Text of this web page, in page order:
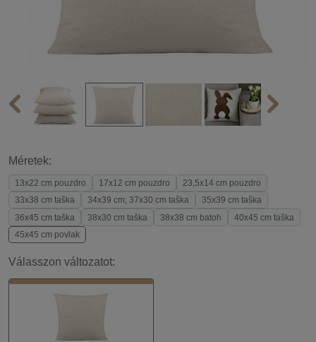
Méretek:
13x22 cm pouzdro 17x12 cm pouzdro
23,5x14 cm pouzdro
33x38 cm taška
34x39 cm; 37x30 cm taška
35x39 cm taška
36x45 cm taška
38x30 cm taška 38x38 cm batoh
40x45 cm taška
45x45 cm povlak
Válasszon változatot: